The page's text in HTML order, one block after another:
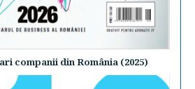
companii din România (2025)